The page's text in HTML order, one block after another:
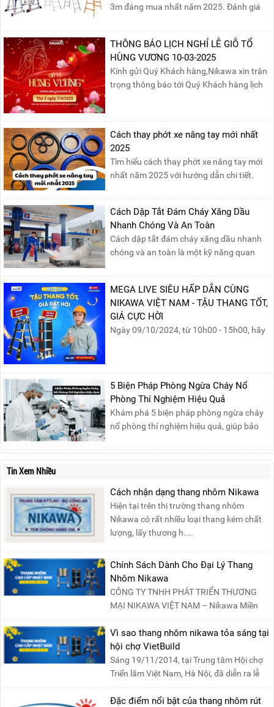
3m đáng mua nhất năm 2025. Đánh giá
sản phẩm phù hợp!
THÔNG BÁO LỊCH NGHỈ LỄ GIỖ TỔ
HÙNG VƯƠNG 10-03-2025
Kính gửi Quý Khách hàng,Nikawa xin trân
trọng thông báo tới Quý Khách hàng lịch
07/04/2025, nhằm ngày Giỗ Tổ Hùng
Vương – dịp để tưởng nhớ công ơn dựng
nước của các Vua Hùng....
Cách thay phớt xe nâng tay mới nhất
2025
Tìm hiểu cách thay phớt xe nâng tay mới
nhất năm 2025 với hướng dẫn chi tiết.
phớt đúng cách, giúp xe nâng hoạt động
hiệu quả và bền lâu!
Cách Dập Tắt Đám Cháy Xăng Dầu
Nhanh Chóng Và An Toàn
Cách dập tắt đám cháy xăng dầu nhanh
chóng và an toàn là một kỹ năng quan
cháy xăng dầu rất dễ lan rộng và gây thiệt
hại nghiêm trọng nếu không được xử lý kịp
thời. Vì vậy, việc hiểu rõ các phương pháp
dập tắt...
MEGA LIVE SIÊU HẤP DẪN CÙNG
NIKAWA VIỆT NAM - TẬU THANG TỐT,
GIÁ CỰC HỜI
Ngày 09/10/2024, từ 10h00 - 15h00, hãy
phần quà siêu hấp dẫn và mua sắm
những sản phẩm thang chính hãng với
mức giá không thể tốt hơn!Tham gia
Mega Live, bạn sẽ nhận được gì?...
5 Biện Pháp Phòng Ngừa Cháy Nổ
Phòng Thí Nghiệm Hiệu Quả
Khám phá 5 biện pháp phòng ngừa cháy
nổ phòng thí nghiệm hiệu quả, giúp bảo
sản, giảm thiểu nguy cơ cháy nổ phòng thí
Tin Xem Nhiều
Cách nhận dạng thang nhôm Nikawa
Hiện tại trên thị trường thang nhôm
Nikawa có rất nhiều loại thang kém chất
lượng, lấy thương h....
Chính Sách Dành Cho Đại Lý Thang
Nhôm Nikawa
CÔNG TY TNHH PHÁT TRIỂN THƯƠNG
MẠI NIKAWA VIỆT NAM – Nikawa Miền
Bắc: Số 19, Đường Trung ....
Vì sao thang nhôm nikawa tỏa sáng tại
hội chợ VietBuild
Sáng 19/11/2014, tại Trung tâm Hội chợ
Triển lãm Việt Nam, Hà Nội, đã diễn ra lễ
khai mạc “Triể....
Đặc điểm nổi bật của thang nhôm rút